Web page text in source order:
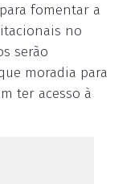
fomentar a
no
serão
moradia para
ter acesso à